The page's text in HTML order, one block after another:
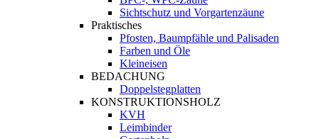
Sichtschutz und Vorgartenzäune
Praktisches
Pfosten, Baumpfähle und Palisaden
Farben und Öle
Kleineisen
BEDACHUNG
Doppelstegplatten
KONSTRUKTIONSHOLZ
KVH
Leimbinder